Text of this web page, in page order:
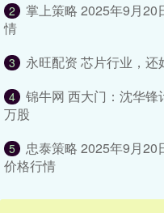
2
掌上策略 2025年9月20
情
3 永旺配资 芯片行业，还
4
锦牛网 西大门：沈华
万股
5
忠泰策略 2025年9月20
价格行情